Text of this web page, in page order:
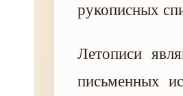
рукописных
Летописи
письменных